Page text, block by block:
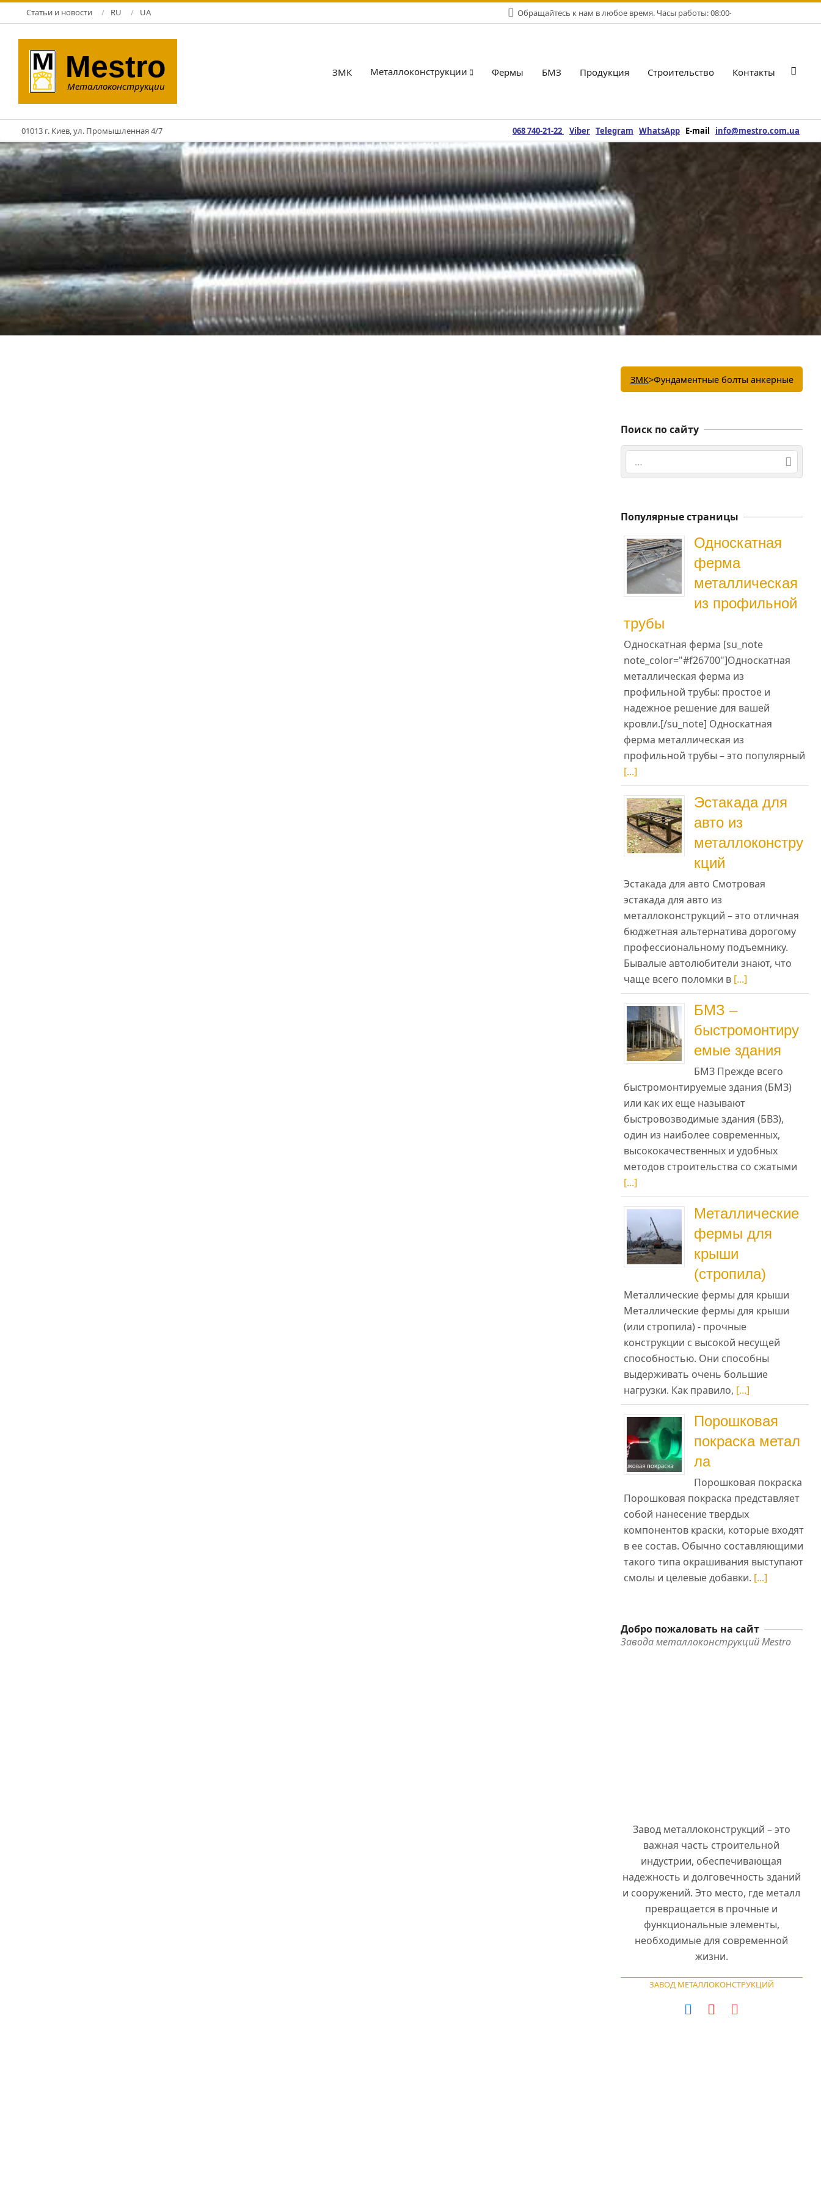
Перейти
к
содержимому
Статьи и новости RU UA Обращайтесь к нам в любое время. Часы работы: 08:00-17:00. Рабочие дни:
Mestro
Металлоконструкции
ЗМК Металлоконструкции Фермы БМЗ Продукция Строительство Контакты
01013 г. Киев, ул. Промышленная 4/7 068 740-21-22 Viber Telegram WhatsApp E-mail info@mestro.com.ua
ЗМК 03.06.2019
ЗМК>Фундаментные болты анкерные
Поиск по сайту
Поиск
Популярные страницы
Односкатная
ферма
металлическая
из профильной
трубы
Односкатная ферма [su_note
note_color="#f26700"]Односкатная
металлическая ферма из
профильной трубы: простое и
надежное решение для вашей
кровли.[/su_note] Односкатная
ферма металлическая из
профильной трубы – это популярный
[...]
Эстакада для
авто из
металлоконстру
кций
Эстакада для авто Смотровая
эстакада для авто из
металлоконструкций – это отличная
бюджетная альтернатива дорогому
профессиональному подъемнику.
Бывалые автолюбители знают, что
чаще всего поломки в [...]
БМЗ –
быстромонтиру
емые здания
БМЗ Прежде всего
быстромонтируемые здания (БМЗ)
или как их еще называют
быстровозводимые здания (БВЗ),
один из наиболее современных,
высококачественных и удобных
методов строительства со сжатыми
[...]
Металлические
фермы для
крыши
(стропила)
Металлические фермы для крыши
Металлические фермы для крыши
(или стропила) - прочные
конструкции с высокой несущей
способностью. Они способны
выдерживать очень большие
нагрузки. Как правило, [...]
Порошковая
покраска метал
ла
Порошковая покраска
Порошковая покраска представляет
собой нанесение твердых
компонентов краски, которые входят
в ее состав. Обычно составляющими
такого типа окрашивания выступают
смолы и целевые добавки. [...]
Добро пожаловать на сайт
Завода металлоконструкций Mestro
Завод металлоконструкций – это
важная часть строительной
индустрии, обеспечивающая
надежность и долговечность зданий
и сооружений. Это место, где металл
превращается в прочные и
функциональные элементы,
необходимые для современной
жизни.
ЗАВОД МЕТАЛЛОКОНСТРУКЦИЙ